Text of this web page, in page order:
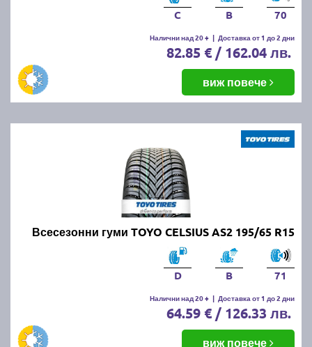
C B 70
Налични над 20 + | Доставка от 1 до 2 дни
82.85 € / 162.04 лв.
виж повече
Всесезонни гуми TOYO CELSIUS AS2 195/65 R15
D B 71
Налични над 20 + | Доставка от 1 до 2 дни
64.59 € / 126.33 лв.
виж повече